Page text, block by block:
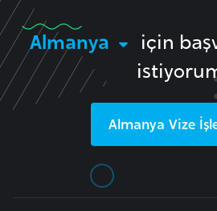
Almanya
için
Almanya Vize
a
D
e
m